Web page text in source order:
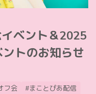
ベント＆2025
トのお知らせ
フ会
#まことぴあ配信